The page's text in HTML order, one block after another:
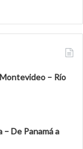
– Río
– De Panamá a